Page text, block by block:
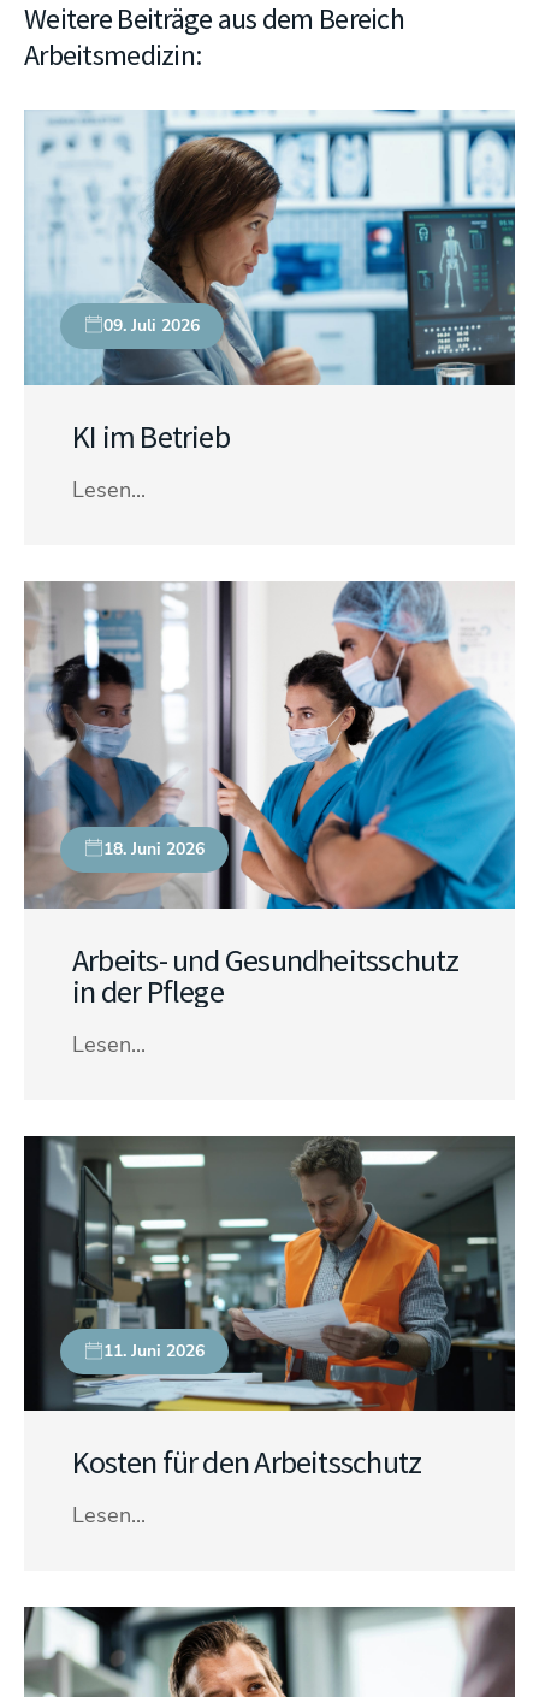
Weitere Beiträge aus dem Bereich
Arbeitsmedizin:
09. Juli 2026
KI im Betrieb
Lesen...
18. Juni 2026
Arbeits- und Gesundheitsschutz
in der Pflege
Lesen...
11. Juni 2026
Kosten für den Arbeitsschutz
Lesen...